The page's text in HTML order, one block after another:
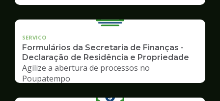
SERVICO
Formulários da Secretaria de Finanças -
Declaração de Residência e Propriedade
Agilize a abertura de processos no
Poupatempo